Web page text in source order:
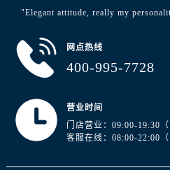
"Elegant attitude, really my
网点热线
400-995-7728
营业时间
门店营业：09:00-19:30（
客服在线：08:00-22:00（